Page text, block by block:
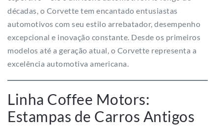
décadas, o Corvette tem encantado entusiastas
automotivos com seu estilo arrebatador, desempenho
excepcional e inovação constante. Desde os primeiros
modelos até a geração atual, o Corvette representa a
excelência automotiva americana.
Linha Coffee Motors:
Estampas de Carros Antigos